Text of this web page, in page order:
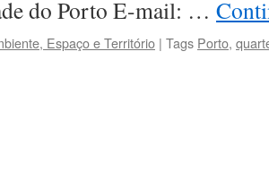
do Porto E-mail: …
Espaço e Território | Tags Porto,